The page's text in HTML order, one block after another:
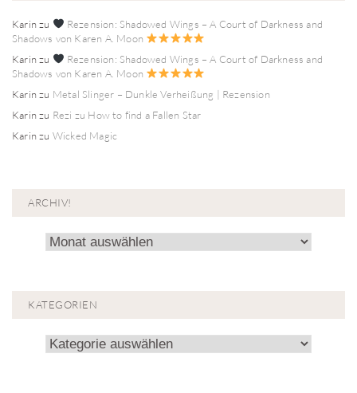
Karinzu
Rezension: Shadowed Wings – A Court of Darkness and
Shadows von Karen A. Moon
Karinzu
Rezension: Shadowed Wings – A Court of Darkness and
Shadows von Karen A. Moon
Karinzu Metal Slinger – Dunkle Verheißung | Rezension
Karinzu Rezi zu How to find a Fallen Star
Karinzu Wicked Magic
ARCHIV!
Archiv!
KATEGORIEN
Kategorien